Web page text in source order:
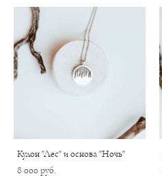
Кулон "Лес" и основа "Ночь"
8 000 pуб.